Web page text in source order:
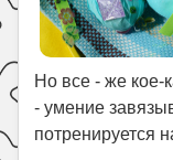
Но все - же кое-
- умение
потренируется